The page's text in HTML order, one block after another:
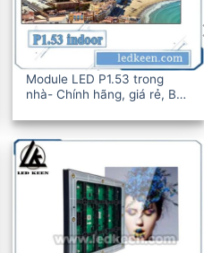
Module LED P1.53 trong
nhà- Chính hãng, giá rẻ, BH